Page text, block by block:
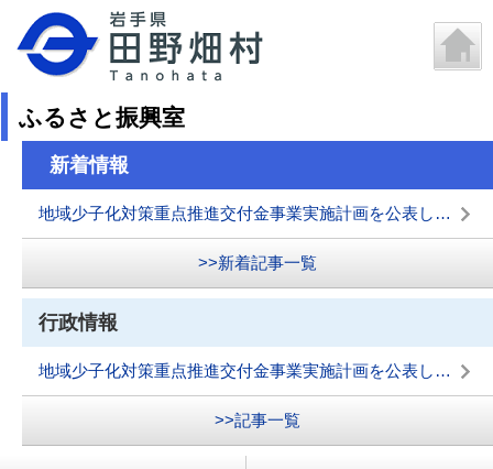
ふるさと振興室
新着情報
地域少子化対策重点推進交付金事業実施計画を公表します
>>新着記事一覧
行政情報
地域少子化対策重点推進交付金事業実施計画を公表します
>>記事一覧